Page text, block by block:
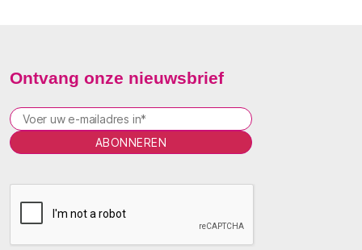
Ontvang onze nieuwsbrief